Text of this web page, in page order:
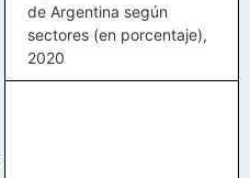
de Argentina según
sectores (en porcentaje),
2020